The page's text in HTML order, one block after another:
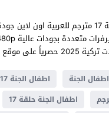
اطفال الجنة اطفال الجنة 17
اطفال الجنة حلقة 17